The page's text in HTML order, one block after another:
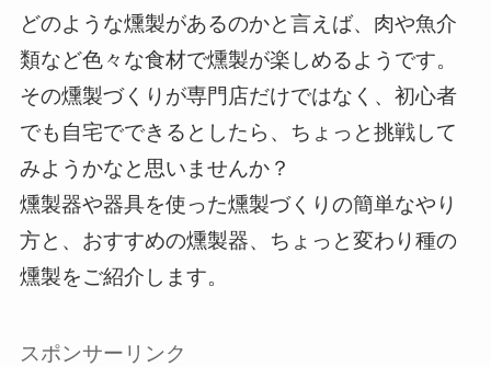
どのような燻製があるのかと言えば、肉や魚介
類など色々な食材で燻製が楽しめるようです。
その燻製づくりが専門店だけではなく、初心者
でも自宅でできるとしたら、ちょっと挑戦して
みようかなと思いませんか？
燻製器や器具を使った燻製づくりの簡単なやり
方と、おすすめの燻製器、ちょっと変わり種の
燻製をご紹介します。
スポンサーリンク